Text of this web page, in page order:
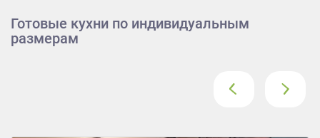
Готовые кухни по индивидуальным
размерам